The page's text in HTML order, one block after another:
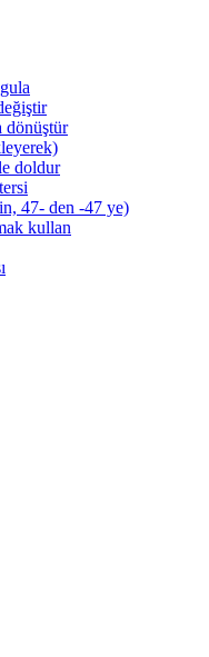
dönüştür
doldur
47- den -47 ye)
kullan